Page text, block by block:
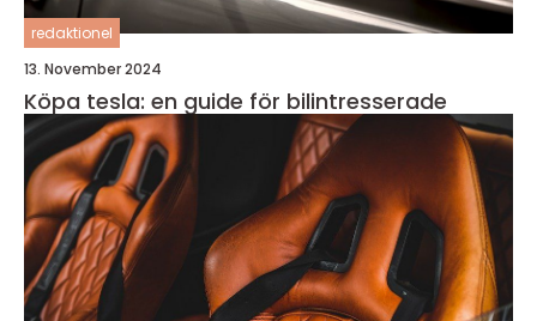
redaktionel
13. November 2024
Köpa tesla: en guide för bilintresserade